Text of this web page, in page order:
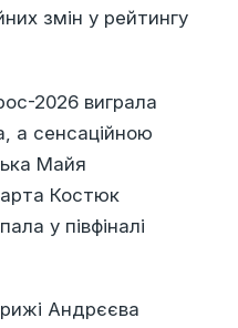
змін у рейтингу
2026 виграла
а сенсаційною
Майя
Костюк
у півфіналі
Андрєєва